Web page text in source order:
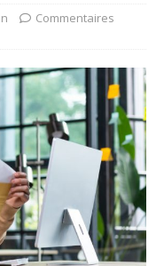
Commentaires